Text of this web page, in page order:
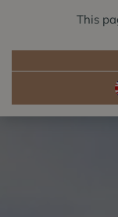
PAKETE
This